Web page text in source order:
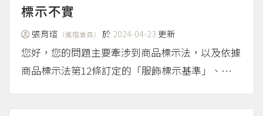
情況下，為了避免消費者因為無法接觸商品或者無
法深思熟慮而購物，導致...
（more...）
標示不實
張育瑄 （進階會員） 於 2024-04-23 更新
您好，您的問題主要牽涉到商品標示法，以及依據
商品標示法第12條訂定的「服飾標示基準」、
規定不完全相同，下面將分成兩部分解說： 服飾